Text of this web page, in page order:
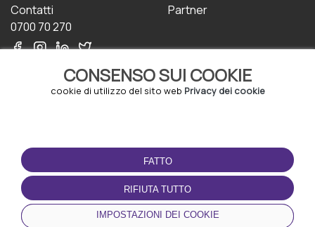
CONSENSO SUI COOKIE
cookie di utilizzo del sito web Privacy dei cookie
FATTO
RIFIUTA TUTTO
IMPOSTAZIONI DEI COOKIE
Contatti
0700 70 270
Partner
CONDIZIONI D'USO
Termini e Condizioni
Politica sulla riservatezza
Gestione dei Cookie
SCARICA L'APP